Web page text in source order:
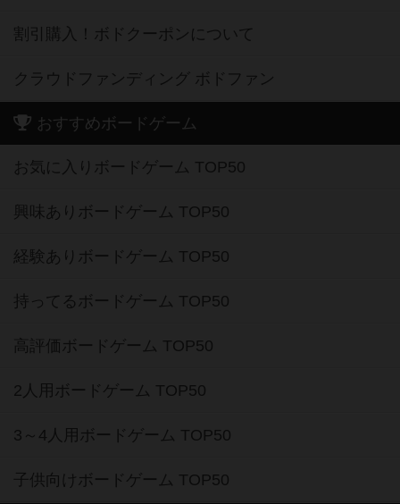
割引購入！ボドクーポンについて
クラウドファンディング ボドファン
おすすめボードゲーム
お気に入りボードゲーム TOP50
興味ありボードゲーム TOP50
経験ありボードゲーム TOP50
持ってるボードゲーム TOP50
高評価ボードゲーム TOP50
2人用ボードゲーム TOP50
3～4人用ボードゲーム TOP50
子供向けボードゲーム TOP50